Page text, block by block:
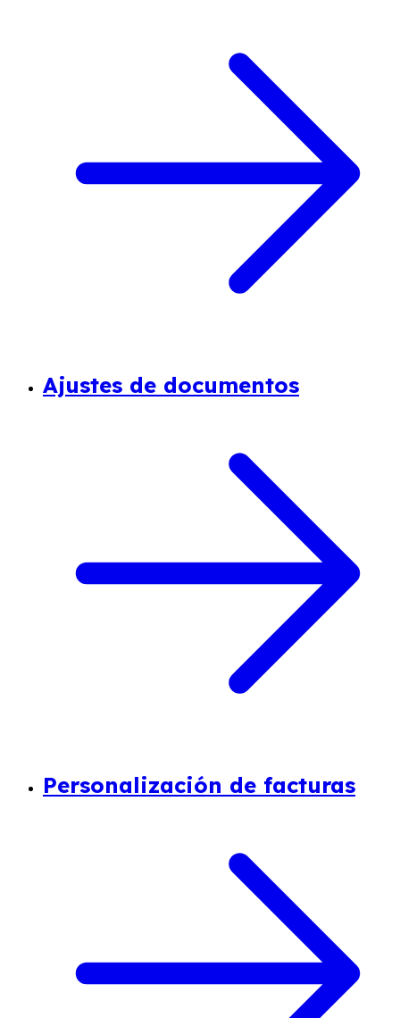
Ajustes de documentos
Personalización de facturas